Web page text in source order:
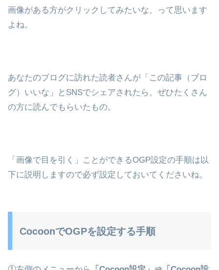
画像がある方がクリックしてみたいな、って思います
よね。
あなたのブログに訪れた読者さんが「この記事（ブロ
グ）いいな」とSNSでシェアされたら、ぜひたくさん
の方に読んでもらいたもの。
「画像で目を引く」ことができるOGP設定の手順は以
下に説明しますので必ず設定しておいてくださいね。
CocoonでOGPを設定する手順